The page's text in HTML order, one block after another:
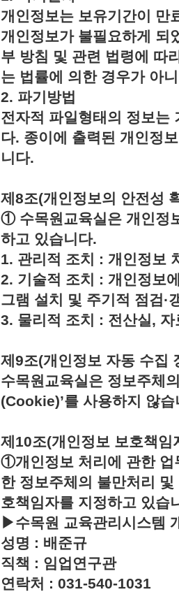
개인정보는 보유기간이 만
개인정보가 불필요하게 되
부 방침 및 관련 법령에 따
는 법률에 의한 경우가 아
2. 파기방법
전자적 파일형태의 정보는
다. 종이에 출력된 개인정
니다.
제8조(개인정보의 안전성
① 수목원교육실은 개인정
하고 있습니다.
1. 관리적 조치 : 개인정보
2. 기술적 조치 : 개인정보
그램 설치 및 주기적 점검·
3. 물리적 조치 : 전산실,
제9조(개인정보 자동 수집
수목원교육실은 정보주체
(Cookie)’를 사용하지 않습
제10조(개인정보 보호책임
①개인정보 처리에 관한 업
한 정보주체의 불만처리
호책임자를 지정하고 있습
▶수목원 교육관리시스템
성명 : 배준규
직책 : 임업연구관
연락처 : 031-540-1031